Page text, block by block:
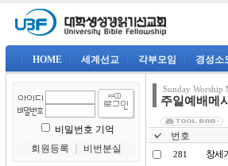
HOME 세계선교 각부모임 경성소
비밀번호 기억
회원등록
비번분실
Sunday Worship
주일예배메
번호
281 창세기